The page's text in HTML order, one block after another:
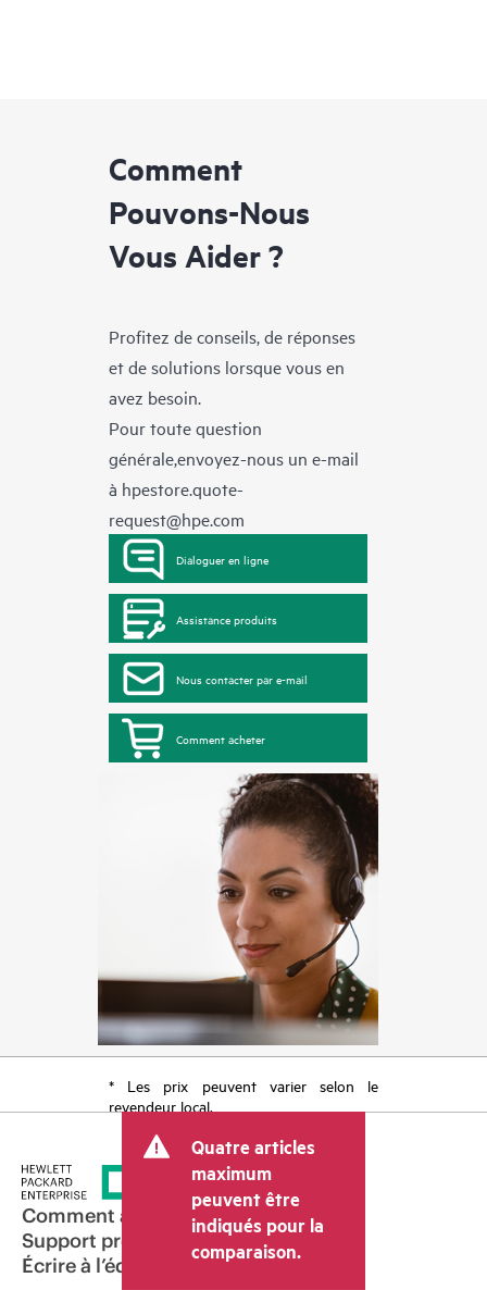
Comment
Pouvons-Nous
Vous Aider ?
Profitez de conseils, de réponses
et de solutions lorsque vous en
avez besoin.
Pour toute question
générale,envoyez-nous un e-mail
à hpestore.quote-
request@hpe.com
Dialoguer en ligne
Assistance produits
Nous contacter par e-mail
Comment acheter
* Les prix peuvent varier selon le
revendeur local.
Quatre articles
maximum
peuvent être
indiqués pour la
comparaison.
Comment acheter
Support produit
Écrire à l’équipe commerciale